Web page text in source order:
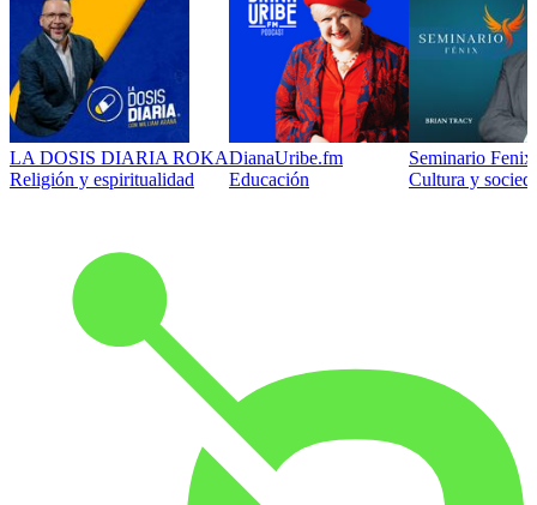
LA DOSIS DIARIA ROKA
Religión y espiritualidad
DianaUribe.fm
Educación
Seminario
Cultura y